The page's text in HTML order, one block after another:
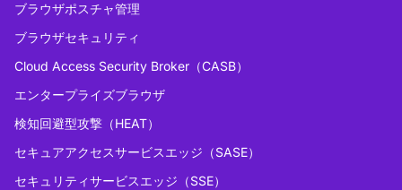
ブラウザポスチャ管理
ブラウザセキュリティ
Cloud Access Security Broker（CASB）
エンタープライズブラウザ
検知回避型攻撃（HEAT）
セキュアアクセスサービスエッジ（SASE）
セキュリティサービスエッジ（SSE）